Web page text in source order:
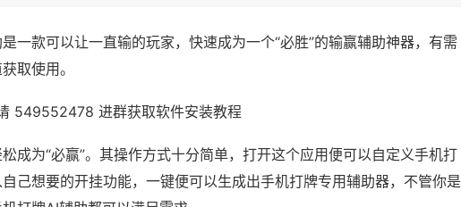
一款可以让一直输的玩家，快速成为一个“必胜”的输赢辅助神器，有需
取使用。
549552478 进群获取软件安装教程
成为“必赢”。其操作方式十分简单，打开这个应用便可以自定义手机打
己想要的开挂功能，一键便可以生成出手机打牌专用辅助器，不管你是